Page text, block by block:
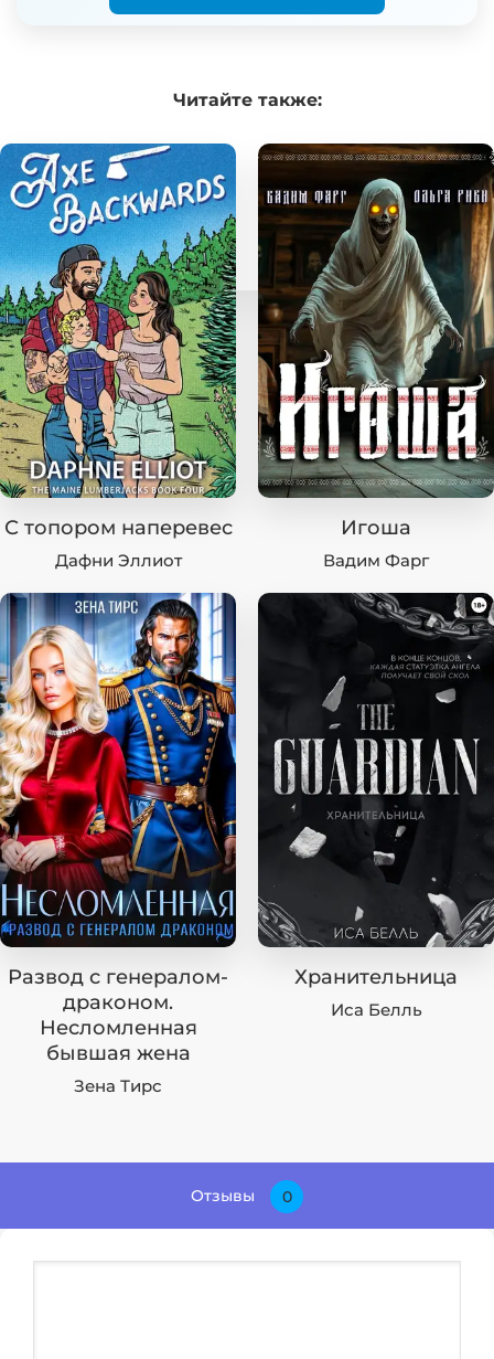
Читайтетакже:
С топором наперевес
Дафни Эллиот
Игоша
Вадим Фарг
Развод с генералом-
драконом.
Несломленная
бывшая жена
Зена Тирс
Хранительница
Иса Белль
Отзывы 0